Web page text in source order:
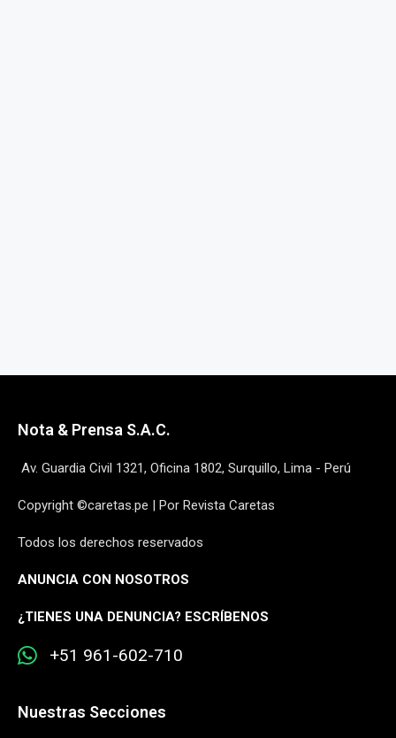
Nota & Prensa S.A.C.
Av. Guardia Civil 1321, Oficina 1802, Surquillo, Lima - Perú
Copyright ©caretas.pe | Por Revista Caretas
Todos los derechos reservados
ANUNCIA CON NOSOTROS
¿TIENES UNA DENUNCIA? ESCRÍBENOS
+51 961-602-710
Nuestras Secciones